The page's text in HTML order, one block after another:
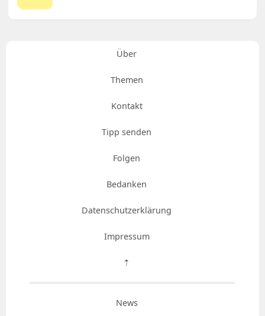
Über
Themen
Kontakt
Tipp senden
Folgen
Bedanken
Datenschutzerklärung
Impressum
⇡
News